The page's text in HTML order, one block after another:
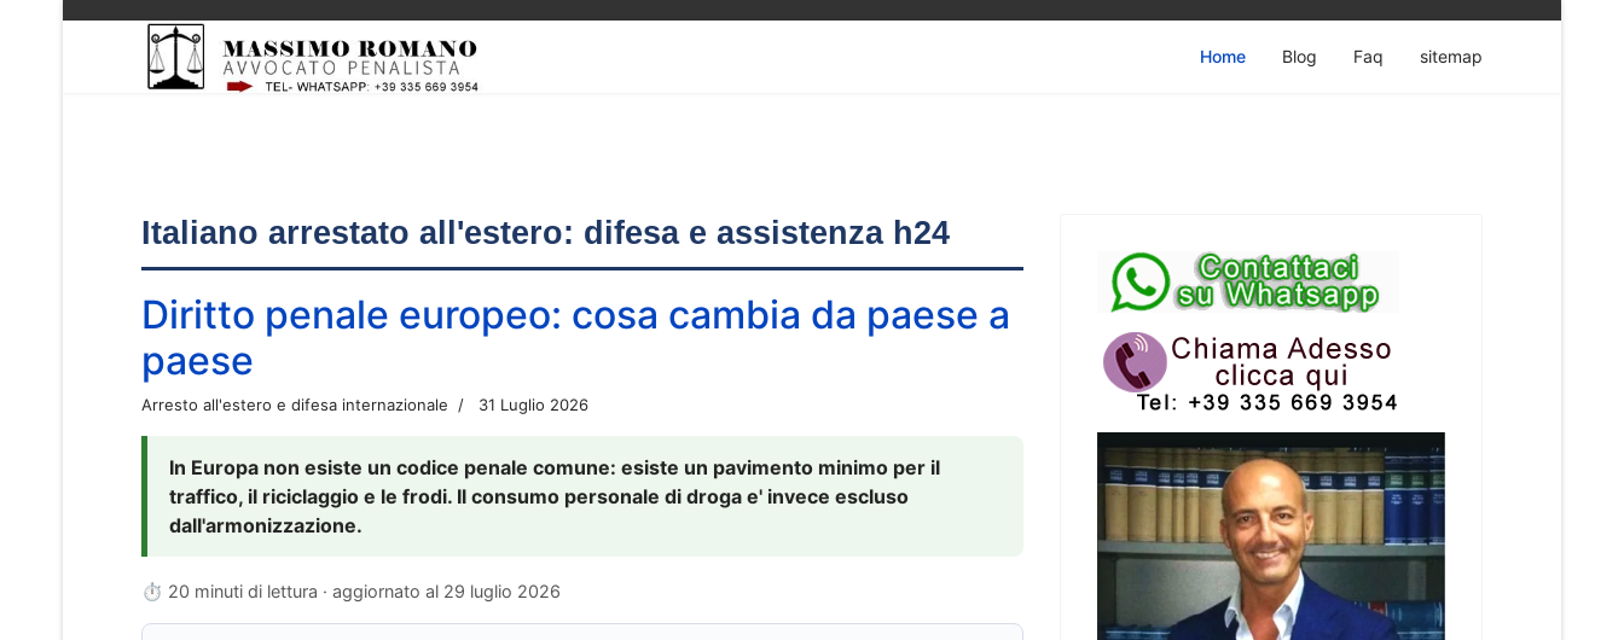
Home Blog Faq sitemap
Italiano arrestato all'estero: difesa e assistenza h24
Diritto penale europeo: cosa cambia da paese a
paese
Arresto all'estero e difesa internazionale 31 Luglio 2026
In Europa non esiste un codice penale comune: esiste un pavimento minimo per il
traffico, il riciclaggio e le frodi. Il consumo personale di droga e' invece escluso
dall'armonizzazione.
⏱ 20 minuti di lettura · aggiornato al 29 luglio 2026